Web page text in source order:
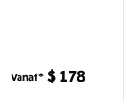
Vanaf* $ 178